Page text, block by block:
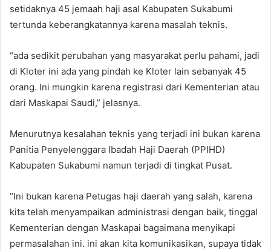
setidaknya 45 jemaah haji asal Kabupaten Sukabumi
tertunda keberangkatannya karena masalah teknis.
“ada sedikit perubahan yang masyarakat perlu pahami, jadi
di Kloter ini ada yang pindah ke Kloter lain sebanyak 45
orang. Ini mungkin karena registrasi dari Kementerian atau
dari Maskapai Saudi,” jelasnya.
Menurutnya kesalahan teknis yang terjadi ini bukan karena
Panitia Penyelenggara Ibadah Haji Daerah (PPIHD)
Kabupaten Sukabumi namun terjadi di tingkat Pusat.
“Ini bukan karena Petugas haji daerah yang salah, karena
kita telah menyampaikan administrasi dengan baik, tinggal
Kementerian dengan Maskapai bagaimana menyikapi
permasalahan ini. ini akan kita komunikasikan, supaya tidak